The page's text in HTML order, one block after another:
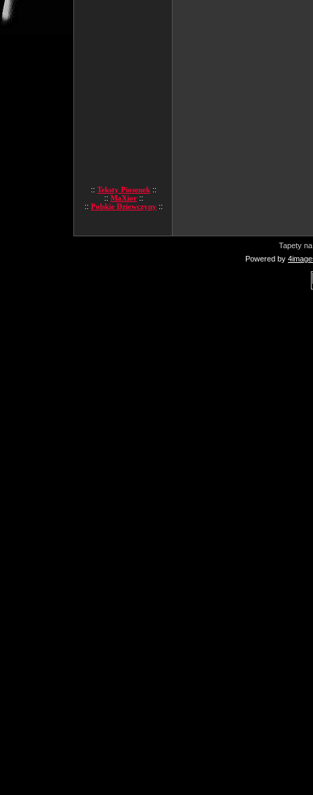
:: Teksty Piosenek ::
:: MaXior ::
:: Polskie Dziewczyny ::
Tapety
Powered by